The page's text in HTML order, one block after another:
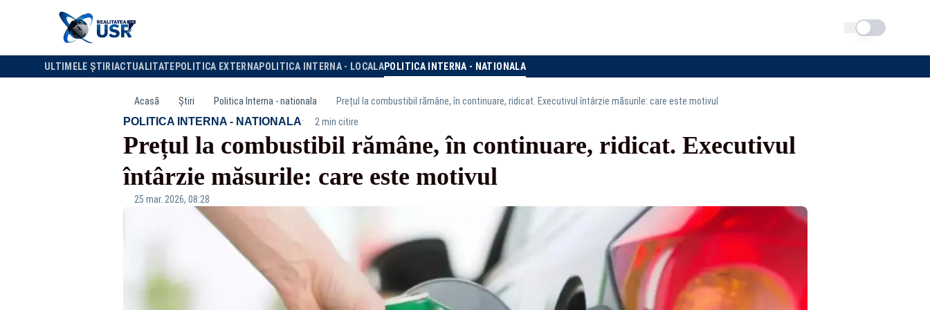
Schimba tema
ULTIMELE ȘTIRI ACTUALITATE POLITICA EXTERNAPOLITICA INTERNA - LOCALAPOLITICA INTERNA - NATIONALA
Acasă Știri Politica Interna - nationala Prețul la combustibil rămâne, în continuare, ridicat. Executivul întârzie măsurile: care este motivul
POLITICA INTERNA - NATIONALA· 2 min citire
Prețul la combustibil rămâne, în continuare, ridicat. Executivul
întârzie măsurile: care este motivul
25 mar. 2026, 08:28